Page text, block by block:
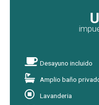
Desayuno incluido
Amplio baño
Lavanderia